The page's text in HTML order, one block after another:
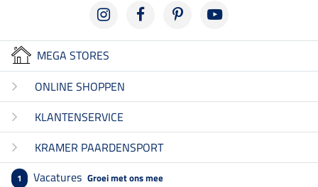
MEGA STORES
ONLINE SHOPPEN
KLANTENSERVICE
KRAMER PAARDENSPORT
1 Vacatures Groei met ons mee